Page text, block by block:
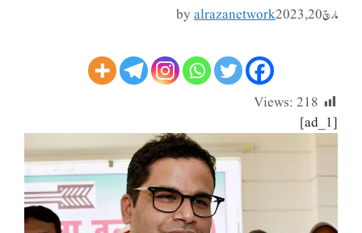
مارچ 20, 2023 byalrazanetwork
Views: 218
[ad_1]